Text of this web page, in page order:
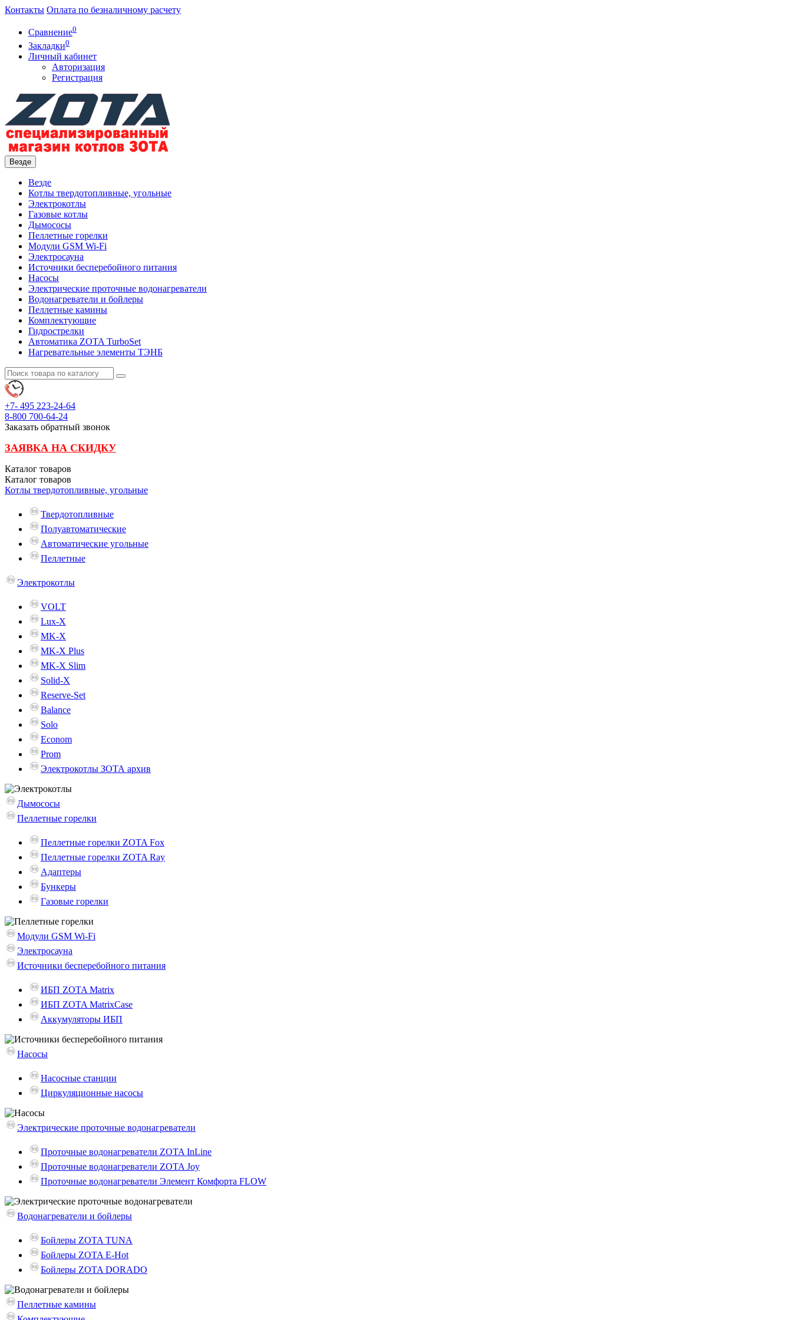
Контакты Оплата по безналичному расчету
Сравнение0
Закладки0
Личный кабинет
Авторизация
Регистрация
Везде
Везде
Котлы твердотопливные, угольные
Электрокотлы
Газовые котлы
Дымососы
Пеллетные горелки
Модули GSM Wi-Fi
Электросауна
Источники бесперебойного питания
Насосы
Электрические проточные водонагреватели
Водонагреватели и бойлеры
Пеллетные камины
Комплектующие
Гидрострелки
Автоматика ZOTA TurboSet
Нагревательные элементы ТЭНБ
+7- 495 223-24-64
8-800 700-64-24
Заказать обратный звонок
ЗАЯВКА НА СКИДКУ
Каталог товаров
Каталог товаров
Котлы твердотопливные, угольные
Твердотопливные
Полуавтоматические
Автоматические угольные
Пеллетные
Электрокотлы
VOLT
Lux-X
MK-X
MK-X Plus
MK-X Slim
Solid-X
Reserve-Set
Balance
Solo
Econom
Prom
Электрокотлы ЗОТА архив
Дымососы
Пеллетные горелки
Пеллетные горелки ZOTA Fox
Пеллетные горелки ZOTA Ray
Адаптеры
Бункеры
Газовые горелки
Модули GSM Wi-Fi
Электросауна
Источники бесперебойного питания
ИБП ZOTA Matrix
ИБП ZOTA MatrixCase
Аккумуляторы ИБП
Насосы
Насосные станции
Циркуляционные насосы
Электрические проточные водонагреватели
Проточные водонагреватели ZOTA InLine
Проточные водонагреватели ZOTA Joy
Проточные водонагреватели Элемент Комфорта FLOW
Водонагреватели и бойлеры
Бойлеры ZOTA TUNA
Бойлеры ZOTA E-Hot
Бойлеры ZOTA DORADO
Пеллетные камины